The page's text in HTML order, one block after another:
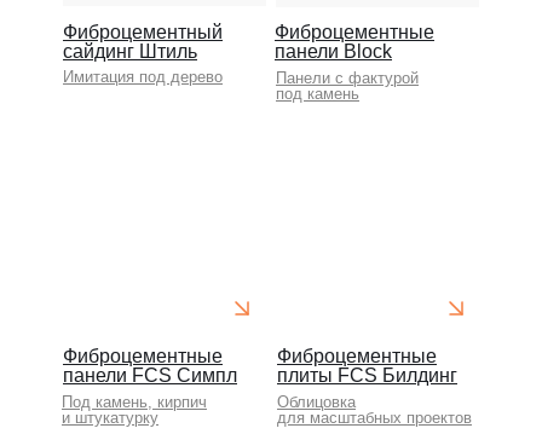
Под камень, кирпич
и штукатурку
Фиброцементные
панели FCS Симпл
Облицовка
для масштабных проектов
Фиброцементные
плиты FCS Билдинг
Фиброцементные
панели Block
Панели с фактурой
под камень
Имитация под дерево
Фиброцементный
сайдинг Штиль